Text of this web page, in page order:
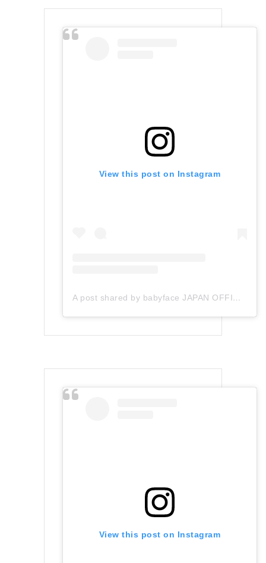
View this post on Instagram
A post shared by babyface JAPAN OFFICIAL (@babyface_japan)
View this post on Instagram